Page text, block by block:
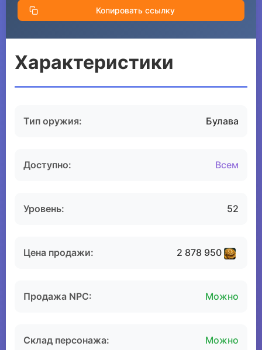
Копировать ссылку
Характеристики
Тип оружия: Булава
Доступно: Всем
Уровень: 52
Цена продажи: 2 878 950
Продажа NPC: Можно
Склад персонажа: Можно